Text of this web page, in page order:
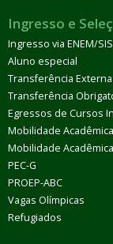
Ingresso e
Ingresso via ENEM/
Aluno especial
Transferência Externa
Transferência
Egressos de Cursos
Mobilidade
Mobilidade
PEC-G
PROEP-ABC
Vagas Olímpicas
Refugiados